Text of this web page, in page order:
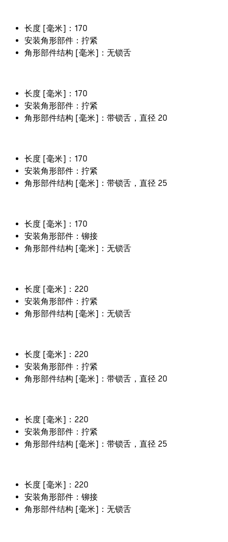
长度 [毫米]：170
安装角形部件：拧紧
角形部件结构 [毫米]：无锁舌
长度 [毫米]：170
安装角形部件：拧紧
角形部件结构 [毫米]：带锁舌，直径 20
长度 [毫米]：170
安装角形部件：拧紧
角形部件结构 [毫米]：带锁舌，直径 25
长度 [毫米]：170
安装角形部件：铆接
角形部件结构 [毫米]：无锁舌
长度 [毫米]：220
安装角形部件：拧紧
角形部件结构 [毫米]：无锁舌
长度 [毫米]：220
安装角形部件：拧紧
角形部件结构 [毫米]：带锁舌，直径 20
长度 [毫米]：220
安装角形部件：拧紧
角形部件结构 [毫米]：带锁舌，直径 25
长度 [毫米]：220
安装角形部件：铆接
角形部件结构 [毫米]：无锁舌